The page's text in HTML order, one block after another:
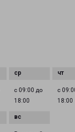
с 09:00 до
18:00
с
18:00